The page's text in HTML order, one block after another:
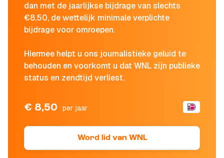
dan met de jaarlijkse bijdrage van slechts
€8,50, de wettelijk minimale verplichte
bijdrage voor omroepen.
Hiermee helpt u ons journalistieke geluid te
behouden en voorkomt u dat WNL zijn publieke
status en zendtijd verliest.
€ 8,50 per jaar
Word lid van WNL